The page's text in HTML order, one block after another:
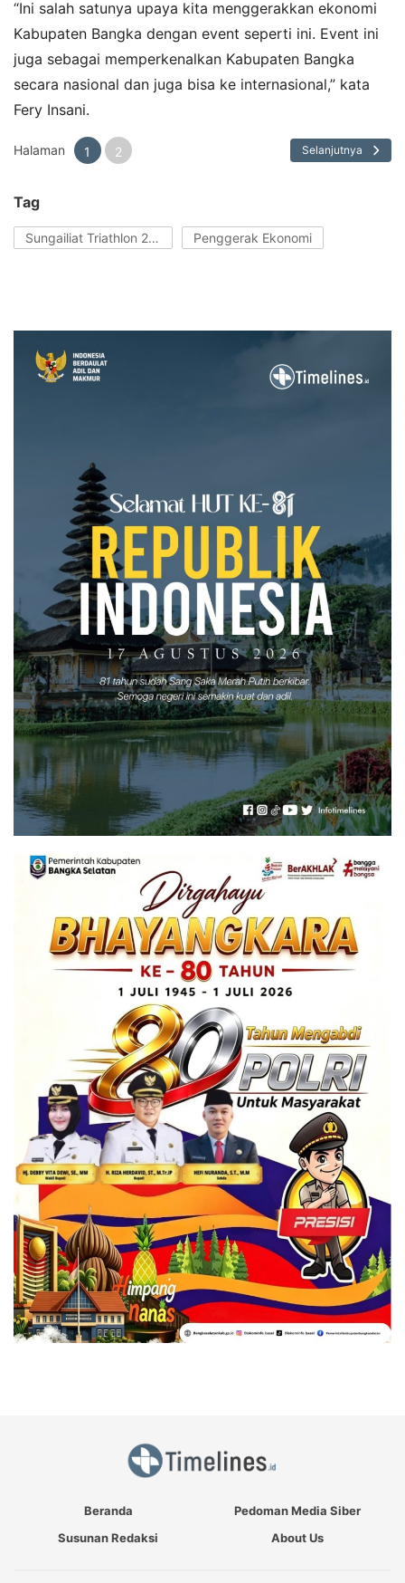
“Ini salah satunya upaya kita menggerakkan ekonomi
Kabupaten Bangka dengan event seperti ini. Event ini
juga sebagai memperkenalkan Kabupaten Bangka
secara nasional dan juga bisa ke internasional,” kata
Fery Insani.
Halaman 1 2 Selanjutnya
Tag
Sungailiat Triathlon 2026 Penggerak Ekonomi
Beranda
Pedoman Media Siber
Susunan Redaksi
About Us